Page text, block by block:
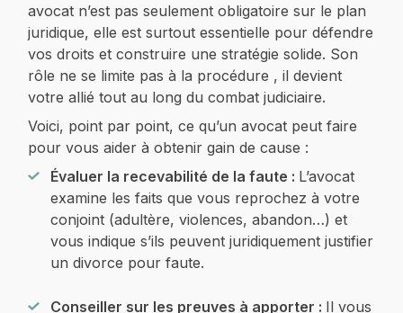
avocat n’est pas seulement obligatoire sur le plan
juridique, elle est surtout essentielle pour défendre
vos droits et construire une stratégie solide. Son
rôle ne se limite pas à la procédure , il devient
votre allié tout au long du combat judiciaire.
Voici, point par point, ce qu’un avocat peut faire
pour vous aider à obtenir gain de cause :
Évaluer la recevabilité de la faute : L’avocat
examine les faits que vous reprochez à votre
conjoint (adultère, violences, abandon…) et
vous indique s’ils peuvent juridiquement justifier
un divorce pour faute.
Conseiller sur les preuves à apporter : Il vous